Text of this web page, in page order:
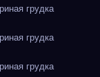
грудка
грудка
грудка